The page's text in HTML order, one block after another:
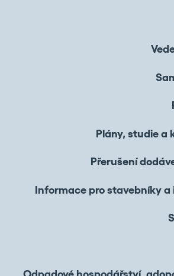
Plány, studie a
Přerušení
Informace pro stavebníky a